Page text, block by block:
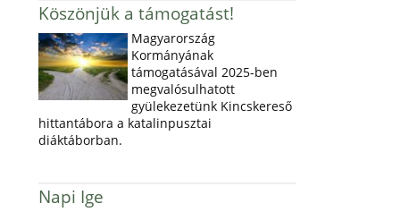
Köszönjük a támogatást!
Magyarország
Kormányának
támogatásával 2025-ben
megvalósulhatott
gyülekezetünk Kincskereső
hittantábora a katalinpusztai
diáktáborban.
Napi Ige